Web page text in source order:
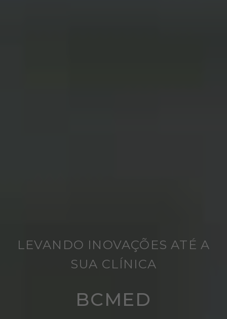
LEVANDO INOVAÇÕES ATÉ A
SUA CLÍNICA
BCMED